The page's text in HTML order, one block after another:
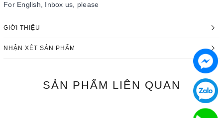
For English, Inbox us, please
GIỚI THIỆU
NHẬN XÉT SẢN PHẨM
SẢN PHẨM LIÊN QUAN